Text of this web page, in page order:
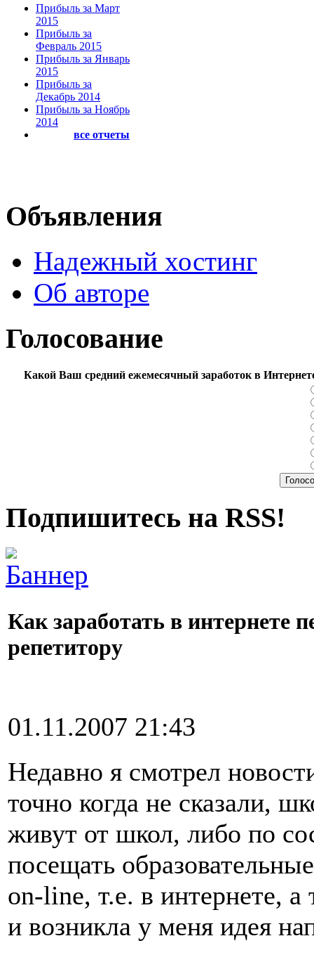
Прибыль за Март
2015
Прибыль за
Февраль 2015
Прибыль за Январь
2015
Прибыль за
Декабрь 2014
Прибыль за Ноябрь
2014
все отчеты
Объявления
Надежный хостинг
Об авторе
Голосование
Какой Ваш средний ежемесячный заработок в
Подпишитесь на RSS!
Как заработать в интернете
репетитору
01.11.2007 21:43
Недавно я смотрел
точно когда не сказали,
живут от школ, либо по
посещать
on-line, т.е. в интернете,
и возникла у меня идея